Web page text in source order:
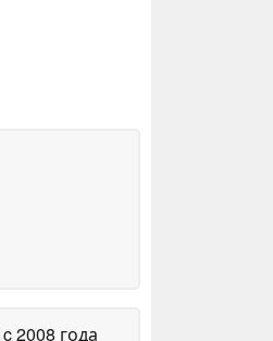
c 2008 года